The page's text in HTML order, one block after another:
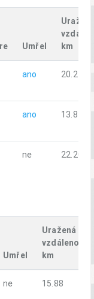
Umřel
km
ano 20.24
ano 13.87
ne 22.20
Umřel
Uražená
vzdálenost,
km
ne 15.88